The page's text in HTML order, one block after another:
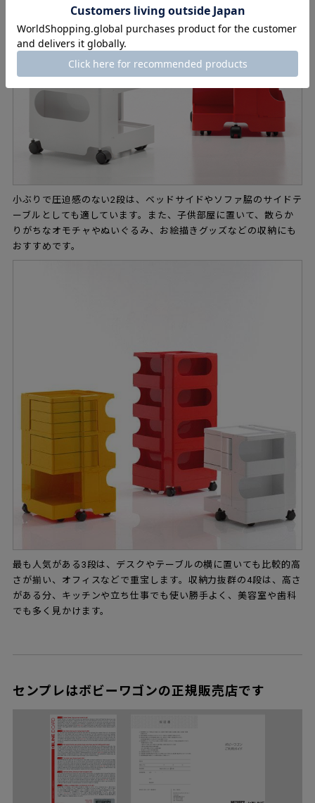
小ぶりで圧迫感のない2段は、ベッドサイドやソファ脇のサイドテ
ーブルとしても適しています。また、子供部屋に置いて、散らか
りがちなオモチャやぬいぐるみ、お絵描きグッズなどの収納にも
おすすめです。
最も人気がある3段は、デスクやテーブルの横に置いても比較的高
さが揃い、オフィスなどで重宝します。収納力抜群の4段は、高さ
がある分、キッチンや立ち仕事でも使い勝手よく、美容室や歯科
でも多く見かけます。
センプレはボビーワゴンの正規販売店です